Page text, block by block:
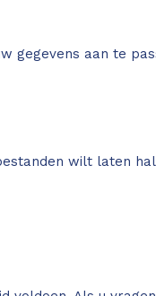
gegevens aan te
wilt laten